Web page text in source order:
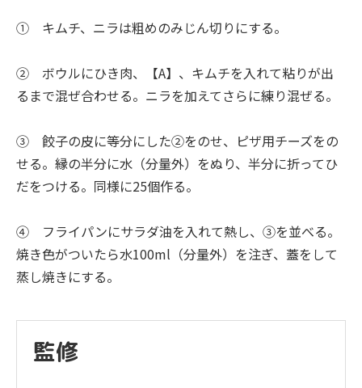
① キムチ、ニラは粗めのみじん切りにする。
② ボウルにひき肉、【A】、キムチを入れて粘りが出
るまで混ぜ合わせる。ニラを加えてさらに練り混ぜる。
③ 餃子の皮に等分にした②をのせ、ピザ用チーズをの
せる。縁の半分に水（分量外）をぬり、半分に折ってひ
だをつける。同様に25個作る。
④ フライパンにサラダ油を入れて熱し、③を並べる。
焼き色がついたら水100ml（分量外）を注ぎ、蓋をして
蒸し焼きにする。
監修